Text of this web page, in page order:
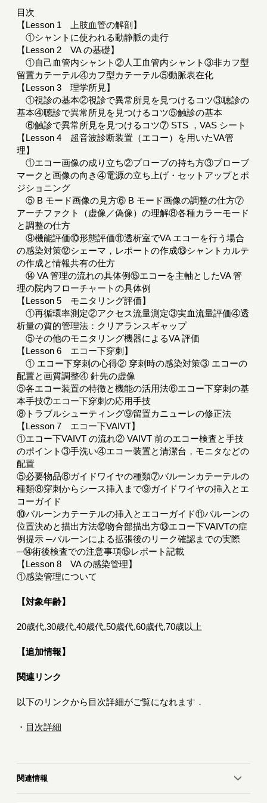
目次
【Lesson 1 上肢血管の解剖】
①シャントに使われる動静脈の走行
【Lesson 2 VA の基礎】
①自己血管内シャント②人工血管内シャント③非カフ型
留置カテーテル④カフ型カテーテル⑤動脈表在化
【Lesson 3 理学所見】
①視診の基本②視診で異常所見を見つけるコツ③聴診の
基本④聴診で異常所見を見つけるコツ⑤触診の基本
⑥触診で異常所見を見つけるコツ⑦ STS ，VAS シート
【Lesson 4 超音波診断装置（エコー）を用いたVA管
理】
①エコー画像の成り立ち②プローブの持ち方③プローブ
マークと画像の向き④電源の立ち上げ・セットアップとポ
ジショニング
⑤ B モード画像の見方⑥ B モード画像の調整の仕方⑦
アーチファクト（虚像／偽像）の理解⑧各種カラーモード
と調整の仕方
⑨機能評価⑩形態評価⑪透析室でVA エコーを行う場合
の感染対策⑫シェーマ，レポートの作成⑬シャントカルテ
の作成と情報共有の仕方
⑭ VA 管理の流れの具体例⑮エコーを主軸としたVA 管
理の院内フローチャートの具体例
【Lesson 5 モニタリング評価】
①再循環率測定②アクセス流量測定③実血流量評価④透
析量の質的管理法：クリアランスギャップ
⑤その他のモニタリング機器によるVA 評価
【Lesson 6 エコー下穿刺】
① エコー下穿刺の心得② 穿刺時の感染対策③ エコーの
配置と画質調整④ 針先の虚像
⑤各エコー装置の特徴と機能の活用法⑥エコー下穿刺の基
本手技⑦エコー下穿刺の応用手技
⑧トラブルシューティング⑨留置カニューレの修正法
【Lesson 7 エコー下VAIVT】
①エコー下VAIVT の流れ② VAIVT 前のエコー検査と手技
のポイント③手洗い④エコー装置と清潔台，モニタなどの
配置
⑤必要物品⑥ガイドワイヤの種類⑦バルーンカテーテルの
種類⑧穿刺からシース挿入まで⑨ガイドワイヤの挿入とエ
コーガイド
⑩バルーンカテーテルの挿入とエコーガイド⑪バルーンの
位置決めと描出方法⑫吻合部描出方⑬エコー下VAIVTの症
例提示 ─バルーンによる拡張後のリーク確認までの実際
─⑭術後検査での注意事項⑮レポート記載
【Lesson 8 VA の感染管理】
①感染管理について
【対象年齢】
20歳代,30歳代,40歳代,50歳代,60歳代,70歳以上
【追加情報】
関連リンク
以下のリンクから目次詳細がご覧になれます．
・ 目次詳細
関連情報